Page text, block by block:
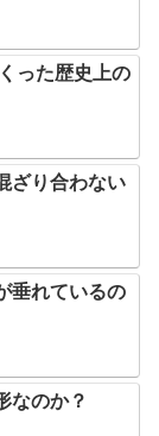
った歴史上の
ざり合わない
垂れているの
なのか？